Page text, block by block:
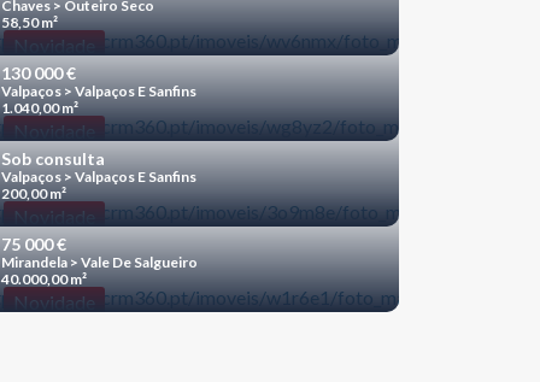
Novidade
Chaves > Outeiro Seco
58,50 m²
Novidade
130 000 €
Valpaços > Valpaços E Sanfins
1.040,00 m²
Novidade
Sob consulta
Valpaços > Valpaços E Sanfins
200,00 m²
Novidade
75 000 €
Mirandela > Vale De Salgueiro
40.000,00 m²